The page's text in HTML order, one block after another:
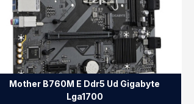
Mother B760M E Ddr5 Ud Gigabyte
Lga1700